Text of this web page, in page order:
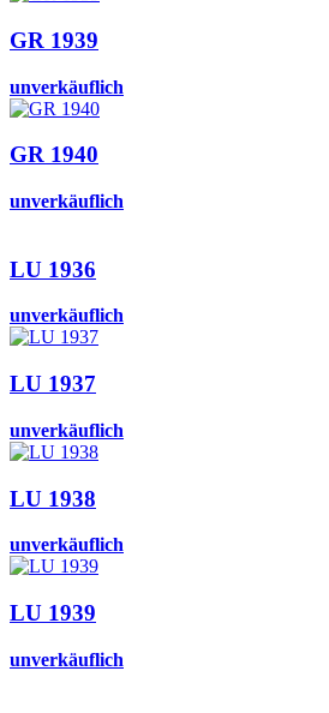
GR 1939
unverkäuflich
GR 1940
unverkäuflich
LU 1936
unverkäuflich
LU 1937
unverkäuflich
LU 1938
unverkäuflich
LU 1939
unverkäuflich